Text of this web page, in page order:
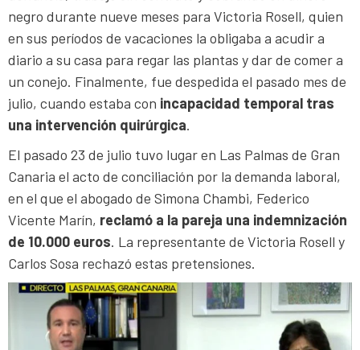
negro durante nueve meses para Victoria Rosell, quien
en sus períodos de vacaciones la obligaba a acudir a
diario a su casa para regar las plantas y dar de comer a
un conejo. Finalmente, fue despedida el pasado mes de
julio, cuando estaba con incapacidad temporal tras
una intervención quirúrgica.
El pasado 23 de julio tuvo lugar en Las Palmas de Gran
Canaria el acto de conciliación por la demanda laboral,
en el que el abogado de Simona Chambi, Federico
Vicente Marín, reclamó a la pareja una indemnización
de 10.000 euros. La representante de Victoria Rosell y
Carlos Sosa rechazó estas pretensiones.